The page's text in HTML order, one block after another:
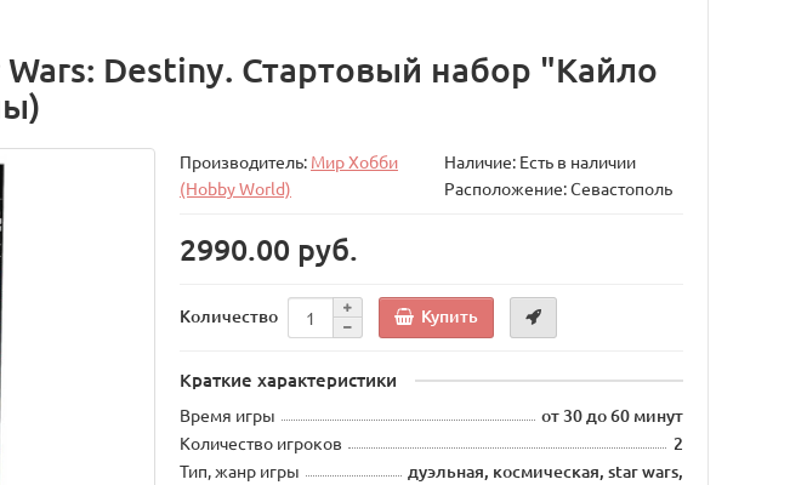
Wars: Destiny. Стартовый набор "Кайло
Производитель: Мир Хобби
(Hobby World)
Наличие: Есть в наличии
Расположение: Севастополь
2990.00 руб.
Количество Купить
Краткие характеристики
Время игры от 30 до 60 минут
Количество игроков 2
Тип, жанр игры
дуэльная, космическая, star wars,